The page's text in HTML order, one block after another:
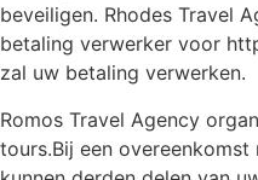
beveiligen. Rhodes Travel
betaling verwerker voor
zal uw betaling verwerken.
Romos Travel Agency
tours.Bij een